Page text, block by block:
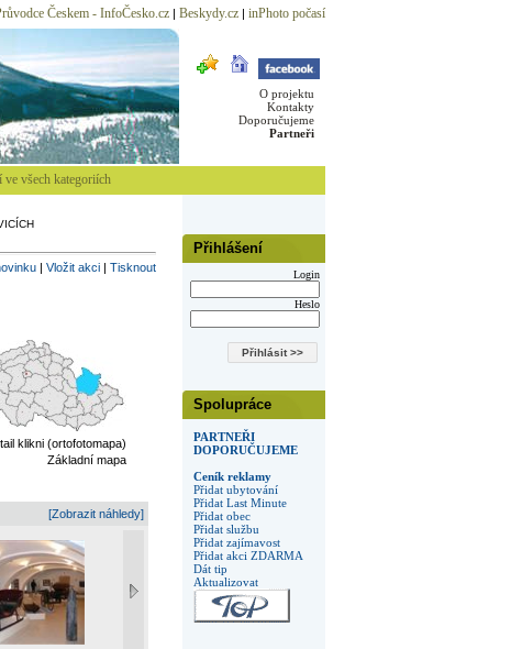
Českem - InfoČesko.cz| Beskydy.cz| inPhoto počasí
O projektu
Kontakty
Doporučujeme
Partneři
všech kategoriích
Přihlášení
Login
Heslo
Spolupráce
PARTNEŘI
DOPORUČUJEME
Ceník reklamy
Přidat ubytování
Přidat Last Minute
Přidat obec
Přidat službu
Přidat zajímavost
Přidat akci ZDARMA
Dát tip
Aktualizovat
| Vložit akci| Tisknout
klikni (ortofotomapa)
Základní mapa
[Zobrazit náhledy]